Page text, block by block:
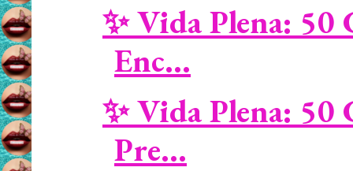
✨ Vida Plena: 50
Enc...
✨ Vida Plena: 50
Pre...